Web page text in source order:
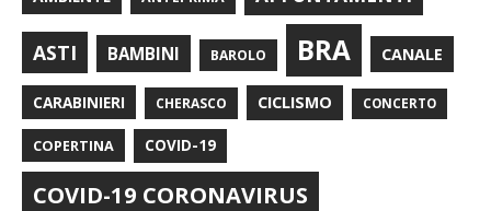
ASTI BAMBINI BAROLO BRA CANALE
CARABINIERI CHERASCO CICLISMO CONCERTO
COPERTINA COVID-19
COVID-19 CORONAVIRUS